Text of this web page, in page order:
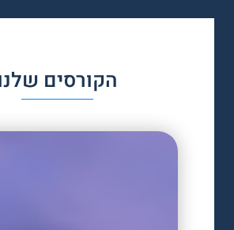
הקורסים שלנו